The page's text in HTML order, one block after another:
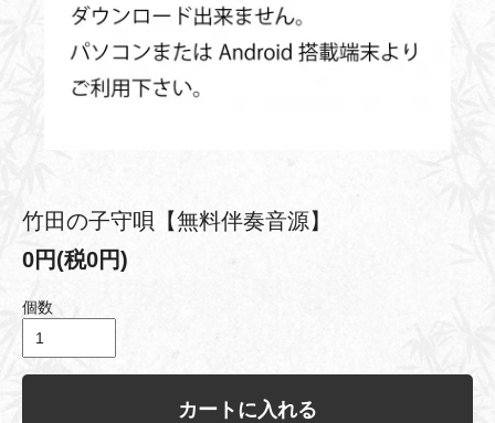
竹田の子守唄【無料伴奏音源】
0円(税0円)
個数
カートに入れる